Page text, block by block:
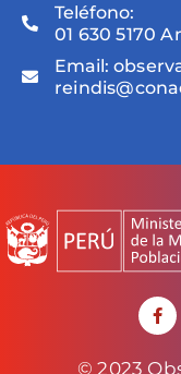
Teléfono:
01 630 5170
Email:
© 2023